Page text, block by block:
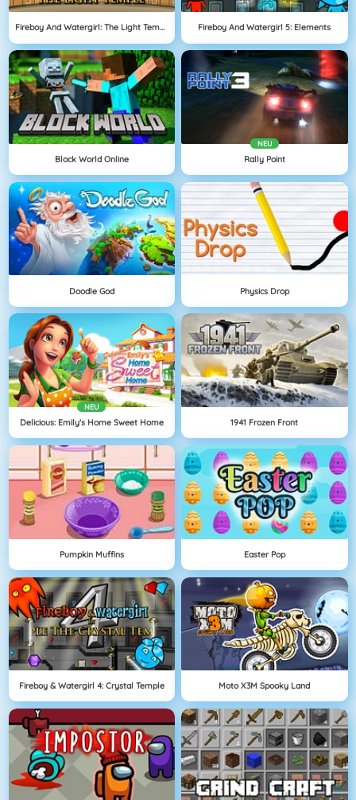
Fireboy And Watergirl: The Light Temple Fireboy And Watergirl 5: Elements
Block World Online
NEU
Rally Point
Doodle God Physics Drop
NEU
Delicious: Emily's Home Sweet Home 1941 Frozen Front
Pumpkin Muffins Easter Pop
Fireboy & Watergirl 4: Crystal Temple Moto X3M Spooky Land